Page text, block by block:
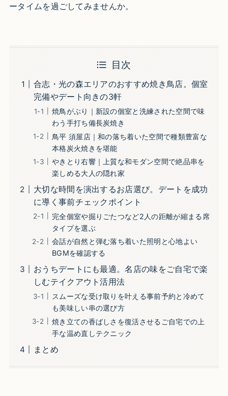
ータイムを過ごしてみませんか。
目次
合志・光の森エリアのおすすめ焼き鳥店。個室
完備やデート向きの3軒
焼鳥がぶり｜新設の個室と洗練された空間で味
わう手打ち備長炭焼き
鳥平 須屋店｜和の落ち着いた空間で種類豊富な
本格炭火焼きを堪能
やきとり右響｜上質な和モダン空間で絶品串を
楽しめる大人の隠れ家
大切な時間を演出するお店選び。デートを成功
に導く事前チェックポイント
完全個室や掘りごたつなど2人の距離が縮まる席
タイプを選ぶ
会話が自然と弾む落ち着いた照明と心地よい
BGMを確認する
おうちデートにも最適。名店の味をご自宅で楽
しむテイクアウト活用法
スムーズな受け取りを叶える事前予約と冷めて
も美味しい串の選び方
焼き立ての香ばしさを復活させるご自宅での上
手な温め直しテクニック
まとめ